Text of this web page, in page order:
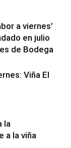
a viernes’
en julio
de Bodega
Viña El
la
a la viña